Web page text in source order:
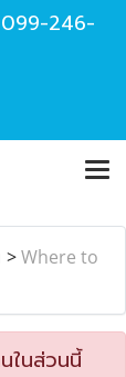
099-246-
>Where to
ในส่วนนี้